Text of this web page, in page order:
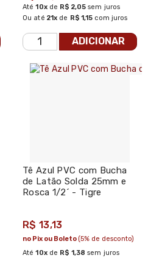
Até10xde R$ 2,05 sem juros
Ou até 21x de R$ 1,15 com juros
ADICIONAR
Tê Azul PVC com Bucha
de Latão Solda 25mm e
Rosca 1/2´ - Tigre
R$ 13,13
Até10xde R$ 1,38 sem juros
no Pix ou Boleto(5% de desconto)